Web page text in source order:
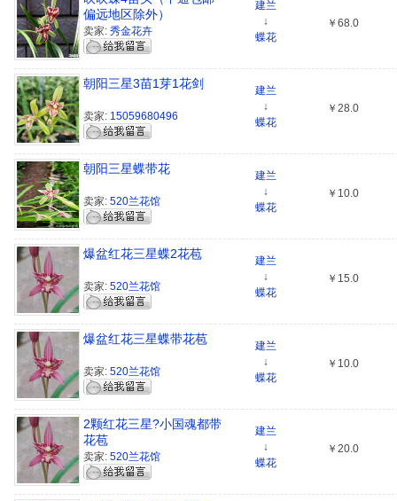
偏远地区除外）
卖家: 秀金花卉
建兰
↓
蝶花
￥68.0
朝阳三星3苗1芽1花剑
卖家: 15059680496
建兰
↓
蝶花
￥28.0
朝阳三星蝶带花
卖家: 520兰花馆
建兰
↓
蝶花
￥10.0
爆盆红花三星蝶2花苞
卖家: 520兰花馆
建兰
↓
蝶花
￥15.0
爆盆红花三星蝶带花苞
卖家: 520兰花馆
建兰
↓
蝶花
￥10.0
2颗红花三星?小国魂都带
花苞
卖家: 520兰花馆
建兰
↓
蝶花
￥20.0